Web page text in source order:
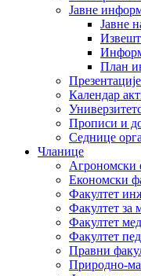
Јавне
Јавне
План
Календар
Прописи и
Седнице
Чланице
Агрономски
Економски
Факултет
Факултет за
Факултет
Факултет
Правни
Природно-